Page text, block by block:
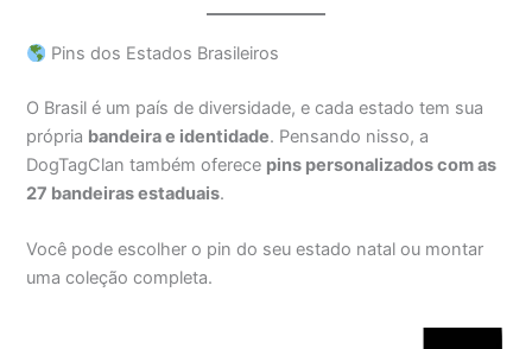
Pins dos Estados Brasileiros
O Brasil é um país de diversidade, e cada estado tem sua
própria bandeira e identidade. Pensando nisso, a
DogTagClan também oferece pins personalizados com as
27 bandeiras estaduais.
Você pode escolher o pin do seu estado natal ou montar
uma coleção completa.